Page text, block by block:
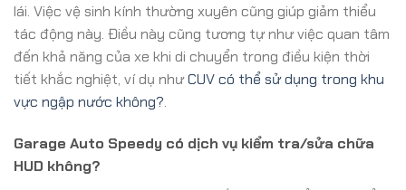
lái. Việc vệ sinh kính thường xuyên cũng giúp giảm thiểu
tác động này. Điều này cũng tương tự như việc quan tâm
đến khả năng của xe khi di chuyển trong điều kiện thời
tiết khắc nghiệt, ví dụ nhưCUV có thể sử dụng trong khu
vực ngập nước không?.
Garage Auto Speedy có dịch vụ kiểm tra/sửa chữa
HUD không?